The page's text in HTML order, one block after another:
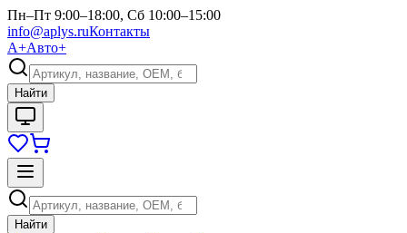
Пн–Пт 9:00–18:00, Сб 10:00–15:00
info@aplys.ruКонтакты
А+Авто+
Найти
Найти